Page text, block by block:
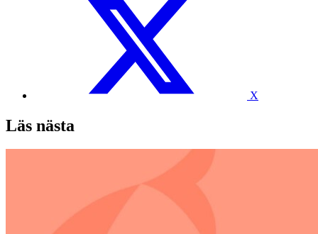
X
Läs nästa